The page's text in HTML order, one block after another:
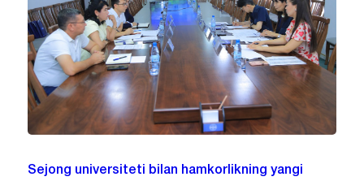
Sejong universiteti bilan hamkorlikning yangi